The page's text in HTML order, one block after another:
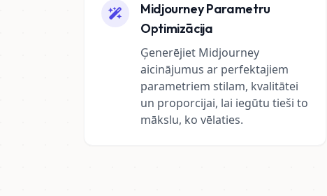
Midjourney Parametru
Optimizācija
Ģenerējiet Midjourney
aicinājumus ar perfektajiem
parametriem stilam, kvalitātei
un proporcijai, lai iegūtu tieši to
mākslu, ko vēlaties.